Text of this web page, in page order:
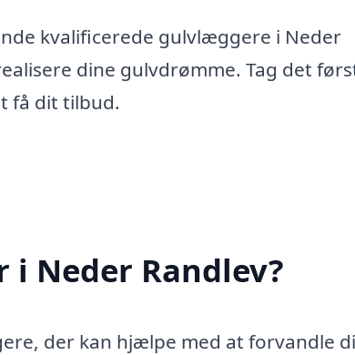
kvalificerede gulvlæggere i Neder
dine gulvdrømme. Tag det
få dit tilbud.
Neder Randlev?
der kan hjælpe med at forvandle